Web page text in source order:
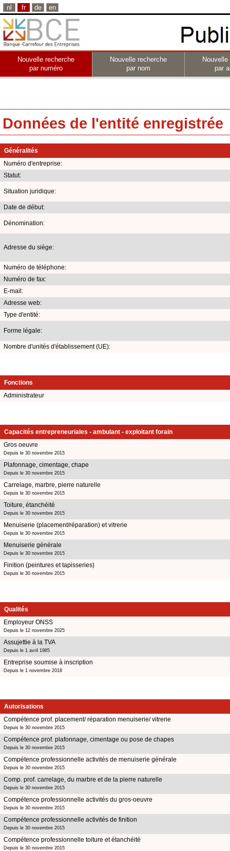
nl fr de en
Nouvelle recherche
par numéro
Nouvelle recherche
par nom
par
Données de l'entité enregistrée
Généralités
Numéro d'entreprise:
Statut:
Situation juridique:
Date de début:
Dénomination:
Adresse du siège:
Numéro de téléphone:
Numéro de fax:
E-mail:
Adresse web:
Type d'entité:
Forme légale:
Nombre d'unités d'établissement (UE):
Fonctions
Administrateur
Capacités entrepreneuriales - ambulant - exploitant forain
Gros oeuvre
Depuis le 30 novembre 2015
Plafonnage, cimentage, chape
Depuis le 30 novembre 2015
Carrelage, marbre, pierre naturelle
Depuis le 30 novembre 2015
Toiture, étanchéité
Depuis le 30 novembre 2015
Menuiserie (placement/réparation) et vitrerie
Depuis le 30 novembre 2015
Menuiserie générale
Depuis le 30 novembre 2015
Finition (peintures et tapisseries)
Depuis le 30 novembre 2015
Qualités
Employeur ONSS
Depuis le 12 novembre 2025
Assujettie à la TVA
Depuis le 1 avril 1985
Entreprise soumise à inscription
Depuis le 1 novembre 2018
Autorisations
Compétence prof. placement/ réparation menuiserie/ vitrerie
Depuis le 30 novembre 2015
Compétence prof. plafonnage, cimentage ou pose de chapes
Depuis le 30 novembre 2015
Compétence professionnelle activités de menuiserie générale
Depuis le 30 novembre 2015
Comp. prof. carrelage, du marbre et de la pierre naturelle
Depuis le 30 novembre 2015
Compétence professionnelle activités du gros-oeuvre
Depuis le 30 novembre 2015
Compétence professionnelle activités de finition
Depuis le 30 novembre 2015
Compétence professionnelle toiture et étanchéité
Depuis le 30 novembre 2015